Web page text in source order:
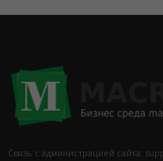
Связь с администрацией сайта: